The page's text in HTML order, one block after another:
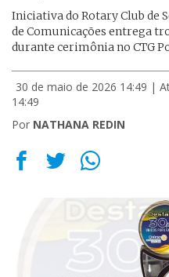
Iniciativa do Rotary Club de
de Comunicações entrega
durante cerimônia no CTG
30 de maio de 2026 14:49 |
14:49
Por NATHANA REDIN